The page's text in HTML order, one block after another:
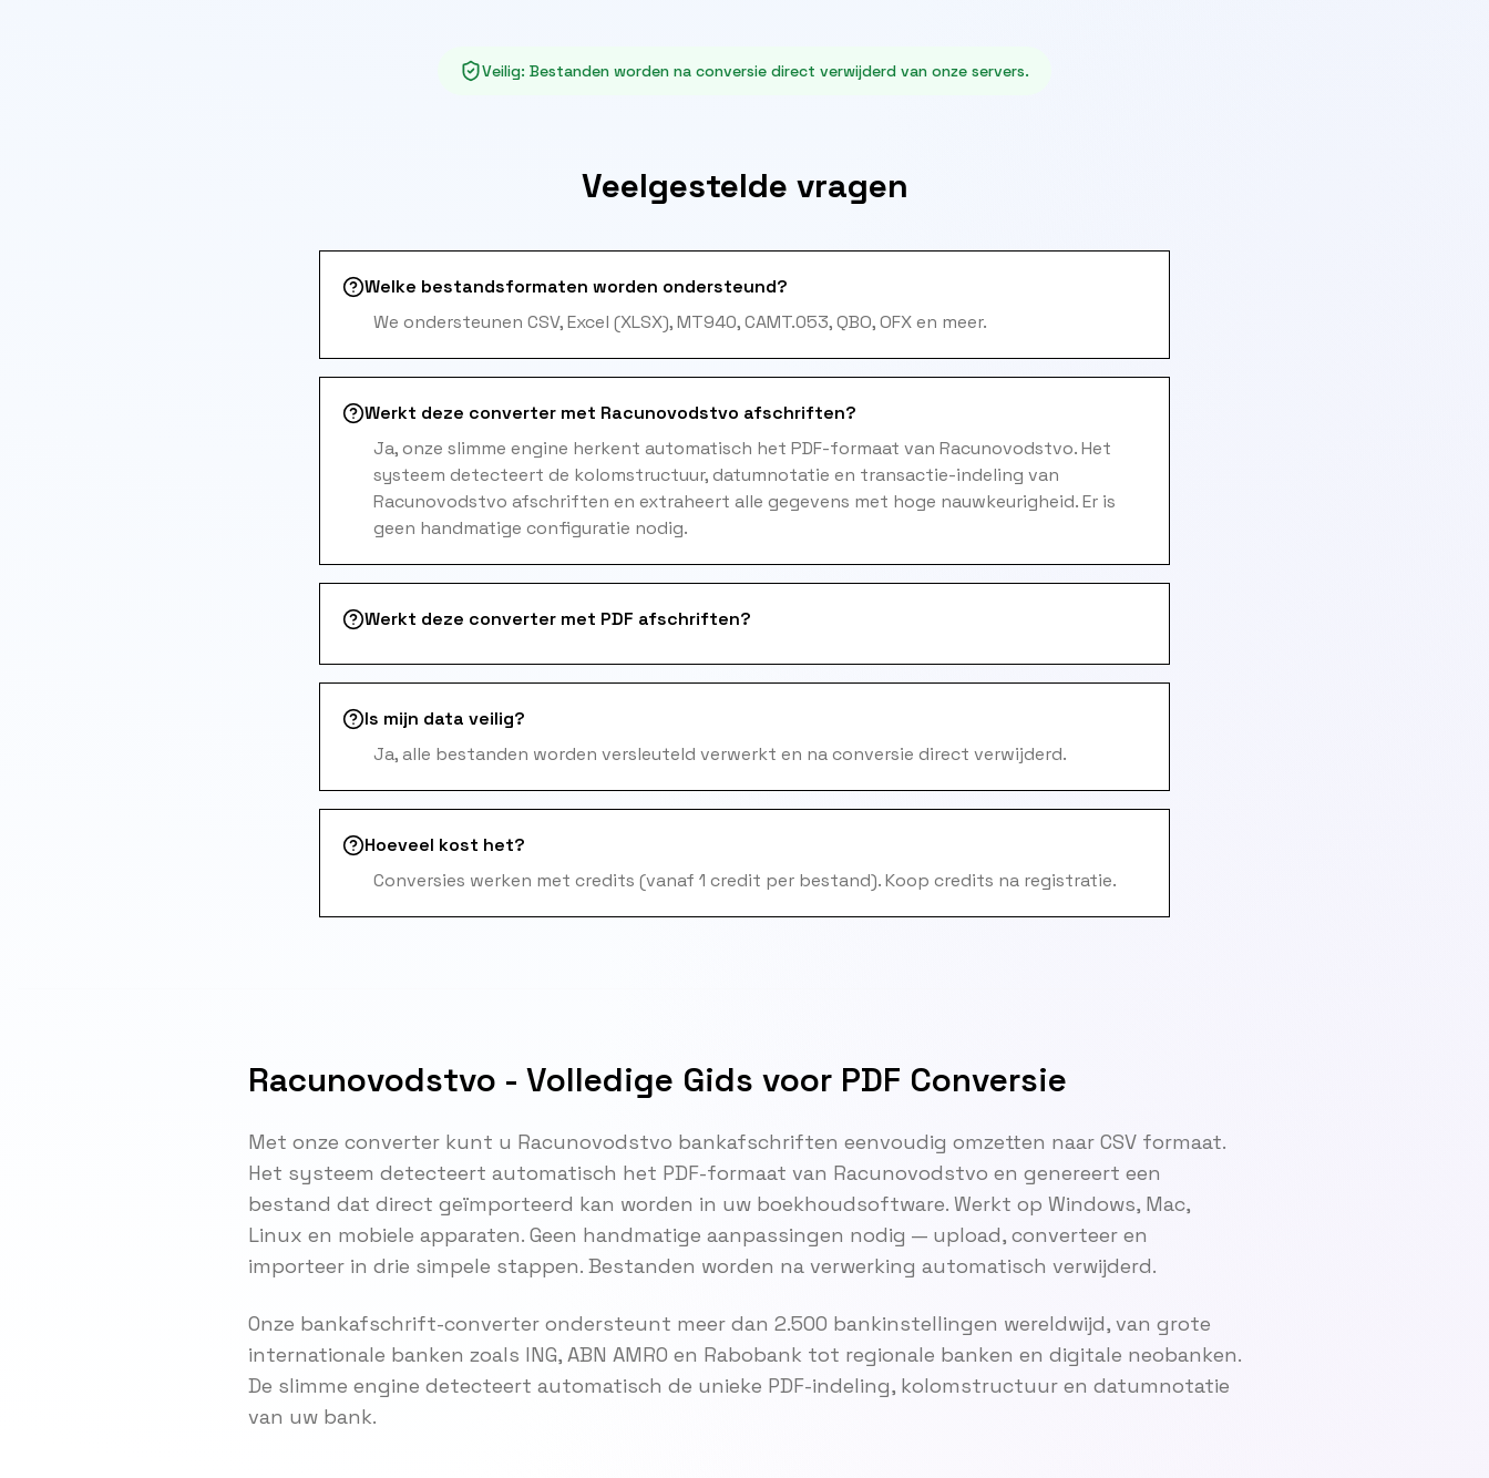
Veilig: Bestanden worden na conversie direct verwijderd van onze servers.
Veelgestelde vragen
Welke bestandsformaten worden ondersteund?
We ondersteunen CSV, Excel (XLSX), MT940, CAMT.053, QBO, OFX en meer.
Werkt deze converter met Racunovodstvo afschriften?
Ja, onze slimme engine herkent automatisch het PDF-formaat van Racunovodstvo. Het
systeem detecteert de kolomstructuur, datumnotatie en transactie-indeling van
Racunovodstvo afschriften en extraheert alle gegevens met hoge nauwkeurigheid. Er is
geen handmatige configuratie nodig.
Werkt deze converter met PDF afschriften?
Is mijn data veilig?
Ja, alle bestanden worden versleuteld verwerkt en na conversie direct verwijderd.
Hoeveel kost het?
Conversies werken met credits (vanaf 1 credit per bestand). Koop credits na registratie.
Racunovodstvo - Volledige Gids voor PDF Conversie
Met onze converter kunt u Racunovodstvo bankafschriften eenvoudig omzetten naar CSV formaat.
Het systeem detecteert automatisch het PDF-formaat van Racunovodstvo en genereert een
bestand dat direct geïmporteerd kan worden in uw boekhoudsoftware. Werkt op Windows, Mac,
Linux en mobiele apparaten. Geen handmatige aanpassingen nodig — upload, converteer en
importeer in drie simpele stappen. Bestanden worden na verwerking automatisch verwijderd.
Onze bankafschrift-converter ondersteunt meer dan 2.500 bankinstellingen wereldwijd, van grote
internationale banken zoals ING, ABN AMRO en Rabobank tot regionale banken en digitale neobanken.
De slimme engine detecteert automatisch de unieke PDF-indeling, kolomstructuur en datumnotatie
van uw bank.